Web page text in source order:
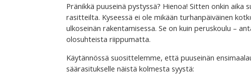
Pränikkä puuseinä pystyssä? Hienoa! Sitten onkin
rasitteilta. Kyseessä ei ole mikään turhanpäiväinen
ulkoseinän rakentamisessa. Se on kuin peruskoulu –
olosuhteista riippumatta.
Käytännössä suosittelemme, että puuseinän
säärasitukselle näistä kolmesta syystä: